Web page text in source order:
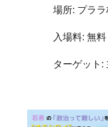
場所: プラ
入場料: 無
ターゲット: